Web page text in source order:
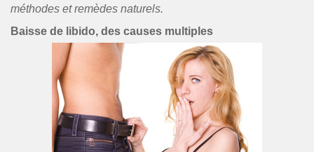
méthodes et remèdes naturels.
Baisse de libido, des causes multiples